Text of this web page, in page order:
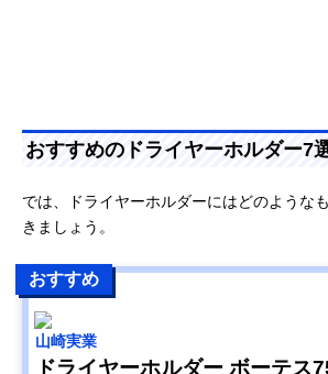
おすすめのドライヤーホルダー7
では、ドライヤーホルダーにはどのような
きましょう。
おすすめ
山崎実業
ドライヤーホルダー ボーテス